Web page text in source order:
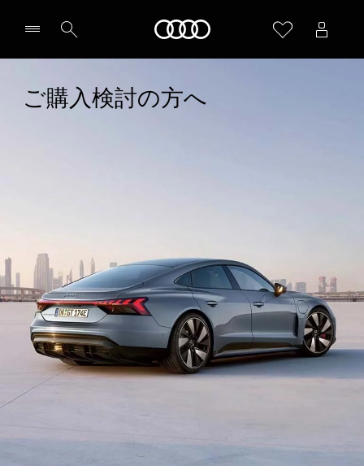
ご購入検討の方へ